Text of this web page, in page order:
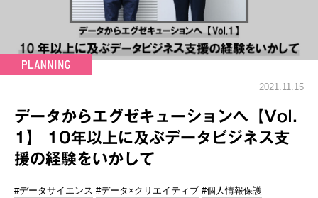
2021.11.15
データからエグゼキューションへ【Vol.
1】 10年以上に及ぶデータビジネス支
援の経験をいかして
#データサイエンス #データ×クリエイティブ #個人情報保護